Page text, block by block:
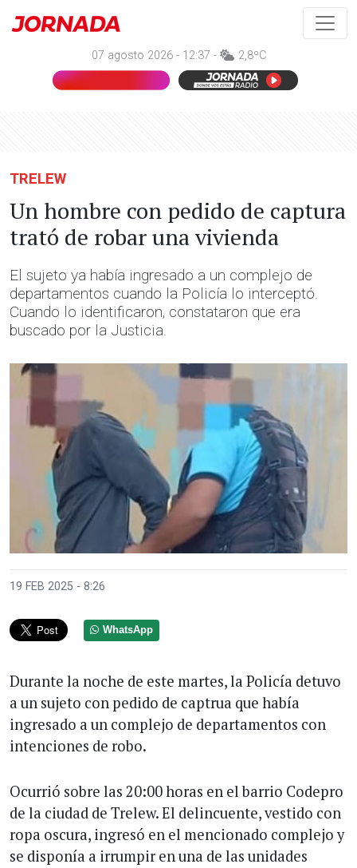
07 agosto 2026 - 12:37 - 2,8ºC
TRELEW
Un hombre con pedido de captura
trató de robar una vivienda
El sujeto ya había ingresado a un complejo de
departamentos cuando la Policía lo interceptó.
Cuando lo identificaron, constataron que era
buscado por la Justicia.
19 FEB 2025 - 8:26
WhatsApp
Durante la noche de este martes, la Policía detuvo
a un sujeto con pedido de captrua que había
ingresado a un complejo de departamentos con
intenciones de robo.
Ocurrió sobre las 20:00 horas en el barrio Codepro
de la ciudad de Trelew. El delincuente, vestido con
ropa oscura, ingresó en el mencionado complejo y
se disponía a irrumpir en una de las unidades